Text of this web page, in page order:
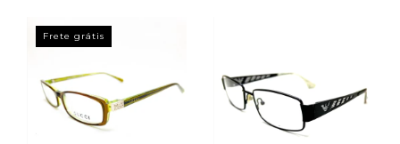
Frete grátis